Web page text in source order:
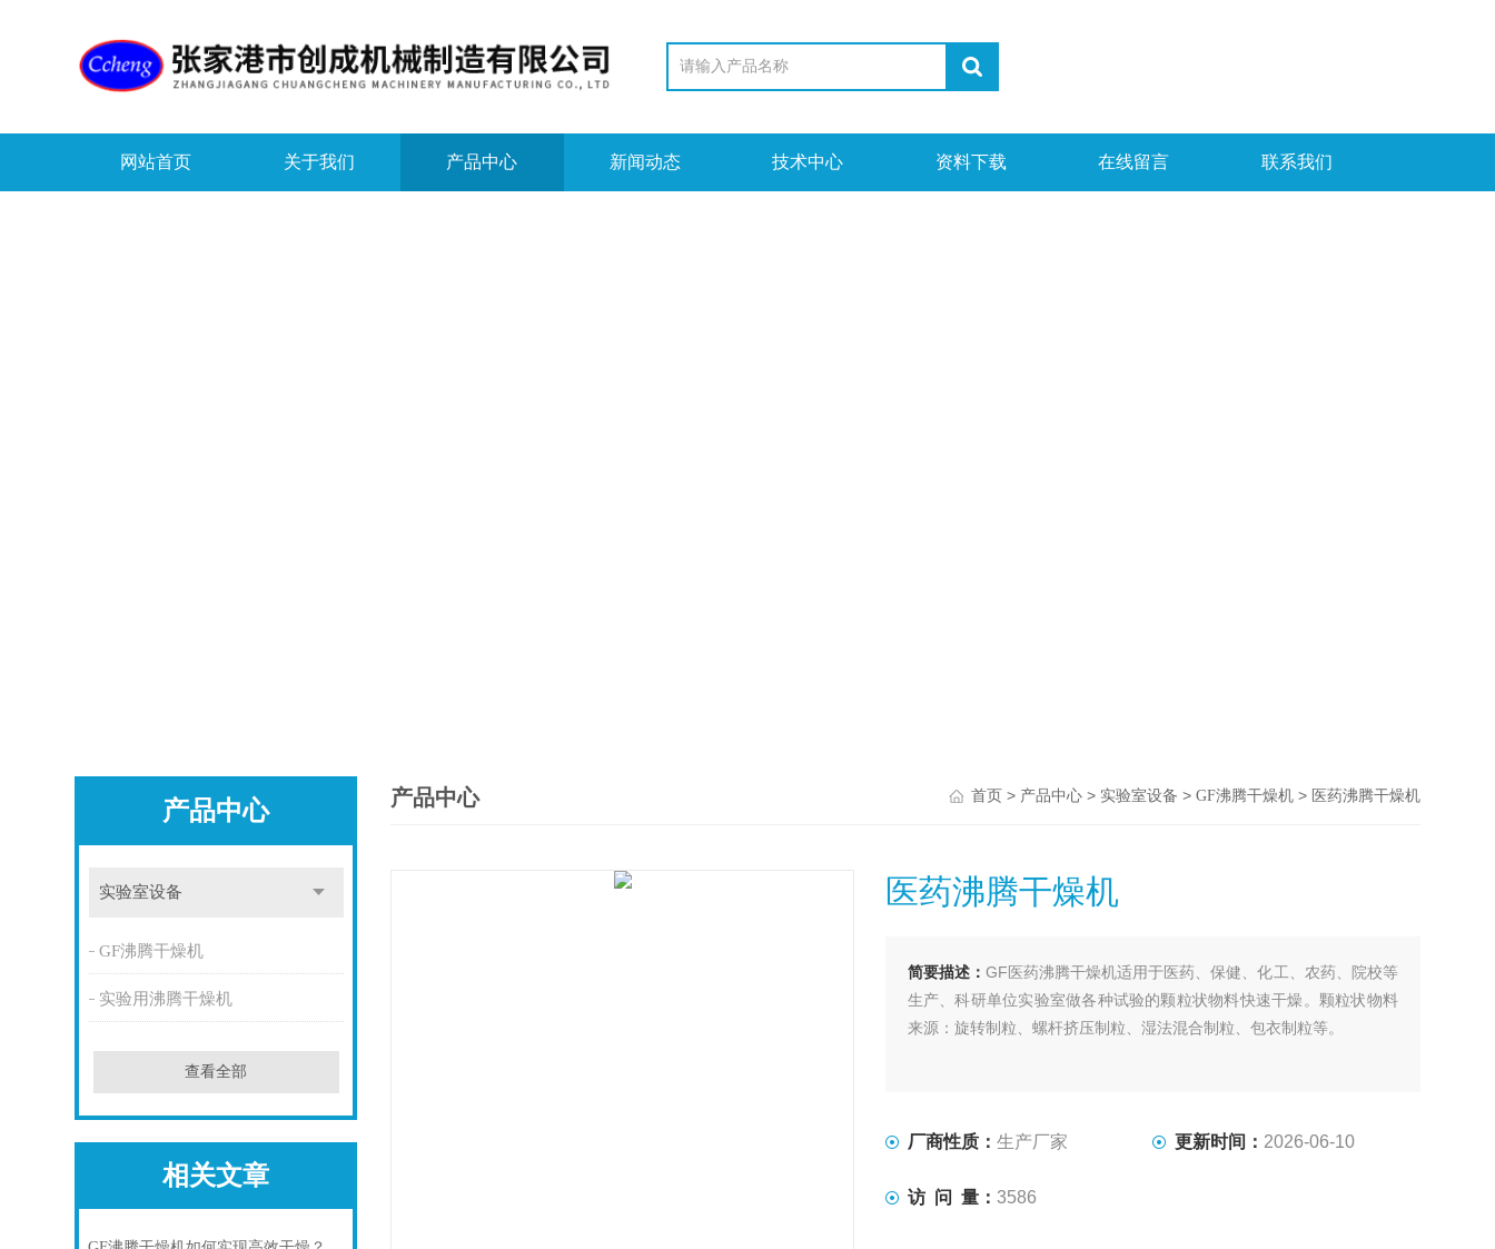
网站首页 关于我们 产品中心 新闻动态 技术中心 资料下载 在线留言 联系我们
产品中心
实验室设备
GF沸腾干燥机
实验用沸腾干燥机
查看全部
相关文章
产品中心 首页> 产品中心> 实验室设备 > GF沸腾干燥机> 医药沸腾干燥机
医药沸腾干燥机
简要描述： GF医药沸腾干燥机适用于医药、保健、化工、农药、院校等
生产、科研单位实验室做各种试验的颗粒状物料快速干燥。颗粒状物料
来源：旋转制粒、螺杆挤压制粒、湿法混合制粒、包衣制粒等。
厂商性质： 生产厂家 更新时间： 2026-06-10
访 问 量： 3586